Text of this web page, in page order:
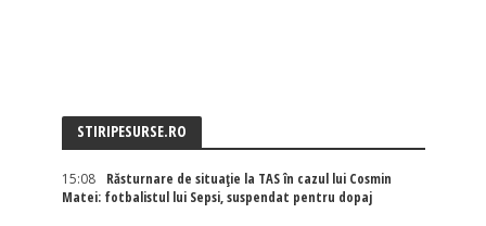
STIRIPESURSE.RO
15:08
Răsturnare de situație la TAS în cazul lui Cosmin
Matei: fotbalistul lui Sepsi, suspendat pentru dopaj